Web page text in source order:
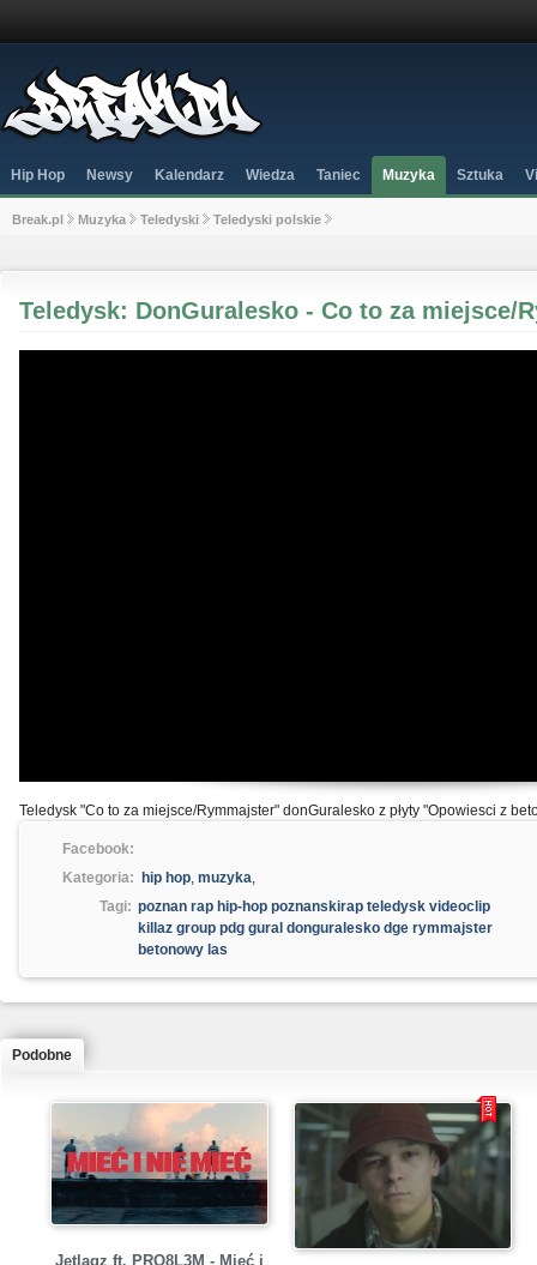
Hip Hop Newsy Kalendarz Wiedza Taniec Muzyka Sztuka
Break.pl Muzyka Teledyski Teledyski polskie
Teledysk: DonGuralesko - Co to za miejsce/
Teledysk "Co to za miejsce/Rymmajster" donGuralesko z płyty "Opowiesci z
Facebook:
Kategoria:
hip hop, muzyka,
Tagi: poznan rap hip-hop poznanskirap teledysk videoclip
killaz group pdg gural donguralesko dge rymmajster
betonowy las
Podobne
Jetlagz ft. PRO8L3M - Mieć i